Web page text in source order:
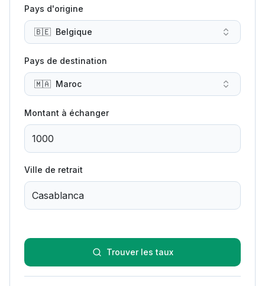
Pays d'origine
🇧🇪 Belgique
Pays de destination
🇲🇦 Maroc
Montant à échanger
Ville de retrait
Trouver les taux